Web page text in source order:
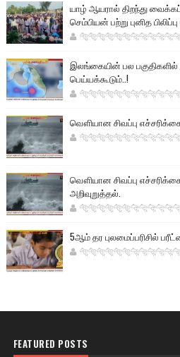
யாழ் ஆயரால் திறந்து
செம்பியன் பற்று புனித
இலங்கையின் பல பகுதிகளில்
பெய்யக்கூடும்..!
வௌியான சிவப்பு
வௌியான சிவப்பு
அறிவுறுத்தல்.
5ஆம் தர புலமைப்பரிசில்
FEATURED POSTS